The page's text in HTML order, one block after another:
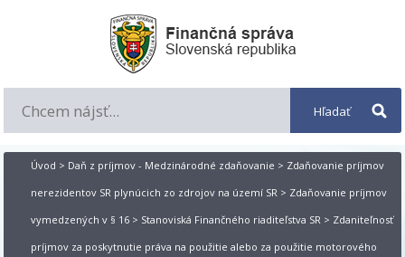
Úvod > Daň z príjmov - Medzinárodné zdaňovanie > Zdaňovanie príjmov
nerezidentov SR plynúcich zo zdrojov na území SR > Zdaňovanie príjmov
vymedzených v § 16 > Stanoviská Finančného riaditeľstva SR > Zdaniteľnosť
príjmov za poskytnutie práva na použitie alebo za použitie motorového